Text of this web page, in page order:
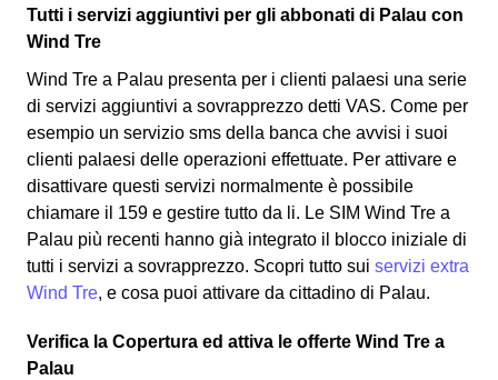
Tutti i servizi aggiuntivi per gli abbonati di Palau con
Wind Tre
Wind Tre a Palau presenta per i clienti palaesi una serie
di servizi aggiuntivi a sovrapprezzo detti VAS. Come per
esempio un servizio sms della banca che avvisi i suoi
clienti palaesi delle operazioni effettuate. Per attivare e
disattivare questi servizi normalmente è possibile
chiamare il 159 e gestire tutto da li. Le SIM Wind Tre a
Palau più recenti hanno già integrato il blocco iniziale di
tutti i servizi a sovrapprezzo. Scopri tutto sui servizi extra
Wind Tre, e cosa puoi attivare da cittadino di Palau.
Verifica la Copertura ed attiva le offerte Wind Tre a
Palau